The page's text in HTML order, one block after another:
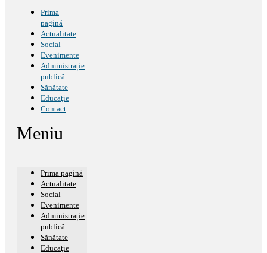
Prima
pagină
Actualitate
Social
Evenimente
Administrație
publică
Sănătate
Educaţie
Contact
Meniu
Prima pagină
Actualitate
Social
Evenimente
Administrație
publică
Sănătate
Educaţie